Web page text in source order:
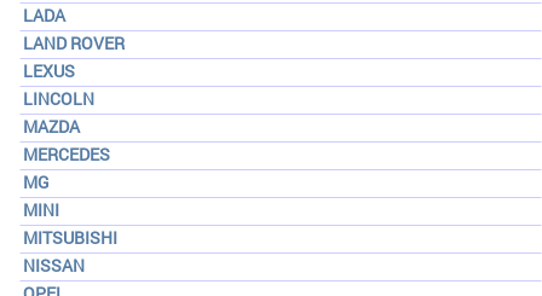
LADA
LAND ROVER
LEXUS
LINCOLN
MAZDA
MERCEDES
MG
MINI
MITSUBISHI
NISSAN